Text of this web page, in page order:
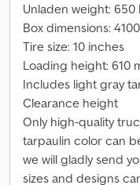
Unladen weight: 650
Box dimensions:
Tire size: 10 inches
Loading height: 610
Includes light gray
Clearance height
Only high-quality
tarpaulin color can
we will gladly send
sizes and designs